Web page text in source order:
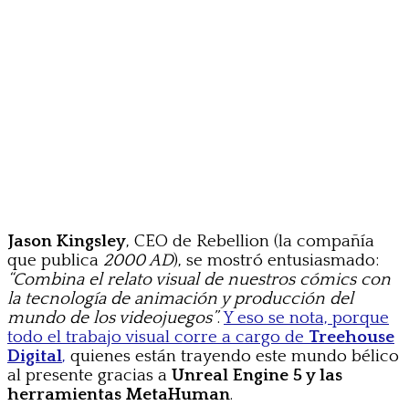
Jason Kingsley, CEO de Rebellion (la compañía
que publica 2000 AD), se mostró entusiasmado:
“Combina el relato visual de nuestros cómics con
la tecnología de animación y producción del
mundo de los videojuegos”.Y eso se nota, porque
todo el trabajo visual corre a cargo de Treehouse
Digital, quienes están trayendo este mundo bélico
al presente gracias a Unreal Engine 5 y las
herramientas MetaHuman.